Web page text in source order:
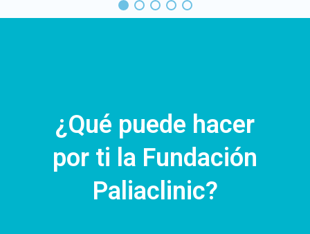
¿Qué puede hacer
por ti la Fundación
Paliaclinic?